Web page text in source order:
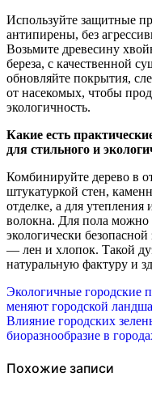
Используйте защитные
антипирены, без
Возьмите древесину
береза, с качественной
обновляйте покрытия,
от насекомых, чтобы
экологичность.
Какие есть
для стильного и
Комбинируйте дерево в
штукатуркой стен,
отделке, а для
волокна. Для пола можно
экологически
— лен и хлопок. Такой
натуральную фактуру и
Навигация
по
записям
Экологичные городские
меняют городской
Влияние городских
биоразнообразие в
Похожие записи